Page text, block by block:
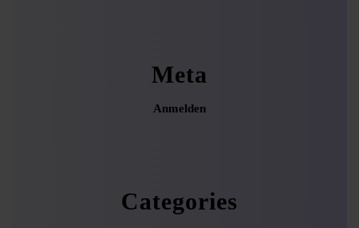
Meta
Anmelden
Categories